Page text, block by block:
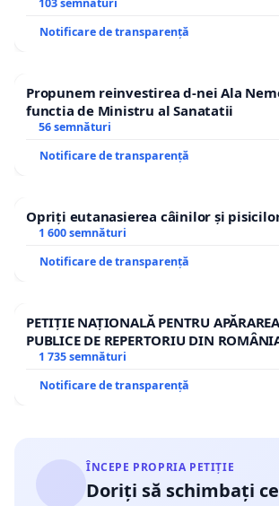
traseului în afara localităților!
103 semnături
Notificare de transparență
Propunem reinvestirea d-nei Ala
functia de Ministru al Sanatatii
56 semnături
Notificare de transparență
Opriți eutanasierea câinilor și
1 600 semnături
Notificare de transparență
PETIȚIE NAȚIONALĂ PENTRU
PUBLICE DE REPERTORIU DIN
1 735 semnături
Notificare de transparență
ÎNCEPE PROPRIA PETIȚIE
Doriți să schimbați